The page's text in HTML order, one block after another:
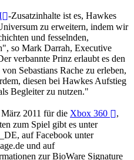
-Zusatzinhalte ist es, Hawkes
zu erweitern, indem wir
und fesselnden,
so Mark Darrah, Executive
verbannte Prinz erlaubt es den
Sebastians Rache zu erleben,
diesen bei Hawkes Aufstieg
Begleiter zu nutzen."
2011 für die Xbox 360
,
zum Spiel gibt es unter
auf Facebook unter
und auf
zur BioWare Signature